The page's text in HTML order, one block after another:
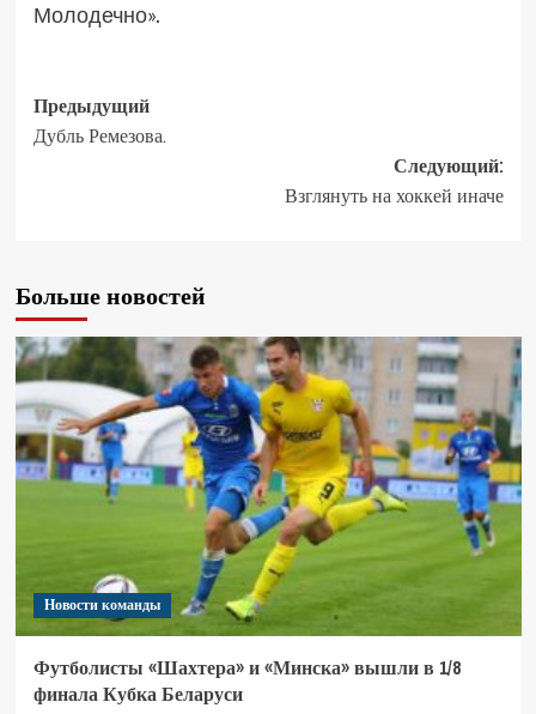
Молодечно».
Предыдущий
Дубль Ремезова.
Следующий:
Взглянуть на хоккей иначе
Больше новостей
Новости команды
Футболисты «Шахтера» и «Минска» вышли в 1/8
финала Кубка Беларуси